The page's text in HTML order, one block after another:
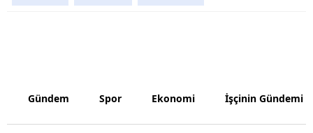
Gündem Spor Ekonomi İşçinin Gündemi